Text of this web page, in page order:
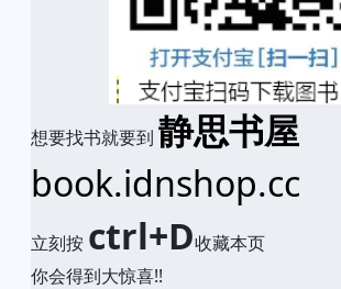
想要找书就要到 静思书屋
book.idnshop.cc
立刻按 ctrl+D收藏本页
你会得到大惊喜!!